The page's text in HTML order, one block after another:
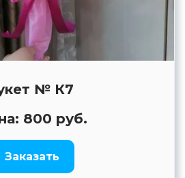
№ К7
800 руб.
Заказать